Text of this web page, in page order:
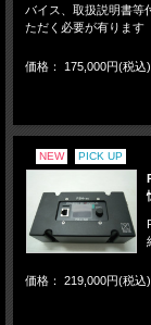
バイス、取扱説明書
ただく必要が有ります
価格： 175,000円(税込)
NEW PICK UP
価格： 219,000円(税込)